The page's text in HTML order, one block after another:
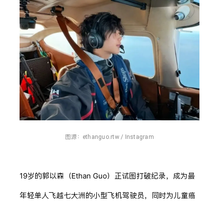
图源： ethanguo.rtw / Instagram
19岁的郭以森（Ethan Guo）正试图打破纪录，成为最
年轻单人飞越七大洲的小型飞机驾驶员，同时为儿童癌